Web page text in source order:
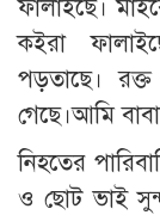
ফালাইছে।
কইরা
পড়তাছে।
গেছে।আমি
নিহতের
ও ছোট ভাই